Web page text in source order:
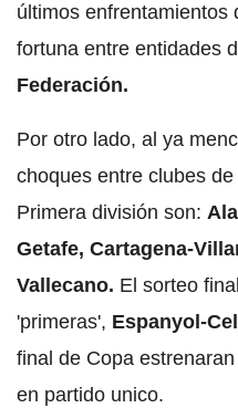
últimos enfrentamientos
fortuna entre entidades
Federación.
Por otro lado, al ya
choques entre clubes
Primera división son:
Getafe, Cartagena-
Vallecano. El sorteo
'primeras', Espanyol-
final de Copa
en partido unico.